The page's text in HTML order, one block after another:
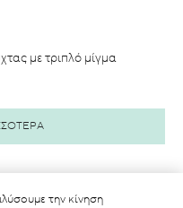
με τριπλό μίγμα
την κίνηση